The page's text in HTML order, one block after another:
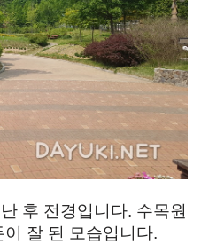
후 전경입니다. 수목원
잘 된 모습입니다.